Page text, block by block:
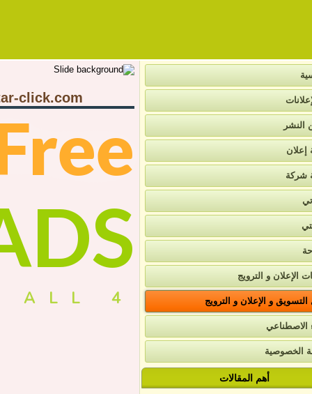
النشر
إعلان
شركة
الإعلان و الترويج
و الإعلان و الترويج
الاصطناعي
الخصوصية
أهم المقالات
click.com
4 ALL